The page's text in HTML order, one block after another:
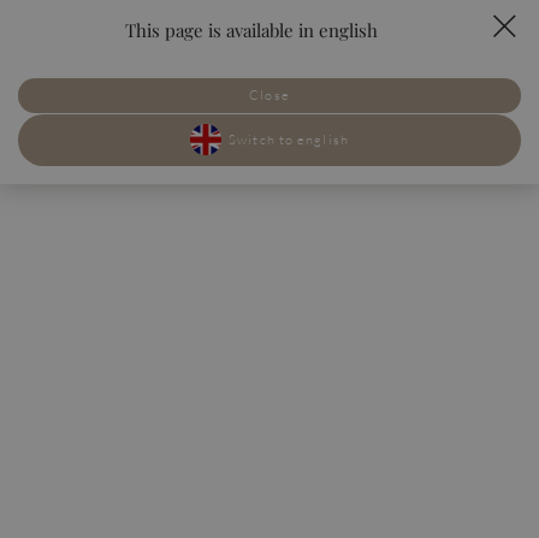
POKOJE
POKOJE
This page is available in english
Close
Switch to english